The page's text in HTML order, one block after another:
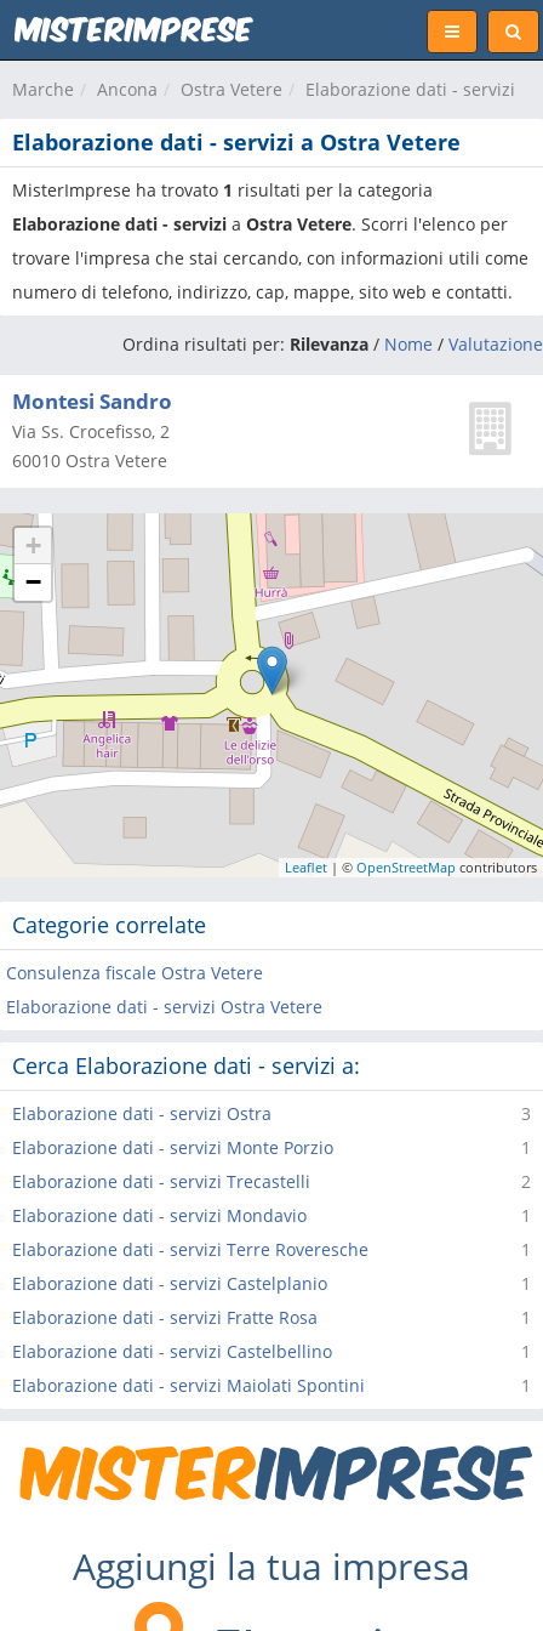
Marche Ancona Ostra Vetere Elaborazione dati - servizi
Elaborazione dati - servizi a Ostra Vetere
MisterImprese ha trovato 1 risultati per la categoria
Elaborazione dati - servizi a Ostra Vetere. Scorri l'elenco per
trovare l'impresa che stai cercando, con informazioni utili come
numero di telefono, indirizzo, cap, mappe, sito web e contatti.
Ordina risultati per: Rilevanza / Nome / Valutazione
Montesi Sandro
Via Ss. Crocefisso, 2
60010 Ostra Vetere
+
−
Leaflet | © OpenStreetMap contributors
Categorie correlate
Consulenza fiscale Ostra Vetere
Elaborazione dati - servizi Ostra Vetere
Cerca Elaborazione dati - servizi a:
3
Elaborazione dati - servizi Ostra
1
Elaborazione dati - servizi Monte Porzio
2
Elaborazione dati - servizi Trecastelli
1
Elaborazione dati - servizi Mondavio
1
Elaborazione dati - servizi Terre Roveresche
1
Elaborazione dati - servizi Castelplanio
1
Elaborazione dati - servizi Fratte Rosa
1
Elaborazione dati - servizi Castelbellino
1
Elaborazione dati - servizi Maiolati Spontini
Aggiungi la tua impresa